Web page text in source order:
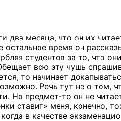
два месяца, что он их
остальное время он
студентов за то, что
всю эту чушь
то начинает
Речь тут не о том,
Но предмет-то он не
ставит» меня, конечно,
в качестве